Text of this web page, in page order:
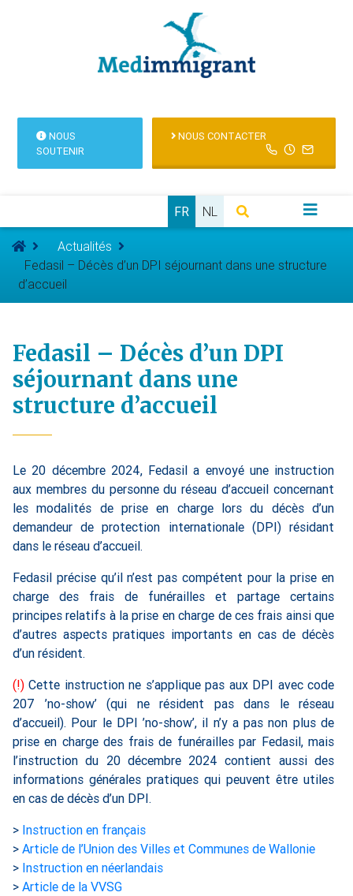
NOUS
SOUTENIR
NOUS CONTACTER
FR NL
Actualités
Fedasil – Décès d’un DPI séjournant dans une structure
d’accueil
Fedasil – Décès d’un DPI
séjournant dans une
structure d’accueil
Le 20 décembre 2024, Fedasil a envoyé une instruction
aux membres du personne du réseau d’accueil concernant
les modalités de prise en charge lors du décès d’un
demandeur de protection internationale (DPI) résidant
dans le réseau d’accueil.
Fedasil précise qu’il n’est pas compétent pour la prise en
charge des frais de funérailles et partage certains
principes relatifs à la prise en charge de ces frais ainsi que
d’autres aspects pratiques importants en cas de décès
d’un résident.
(!) Cette instruction ne s’applique pas aux DPI avec code
207 ’no-show’ (qui ne résident pas dans le réseau
d’accueil). Pour le DPI ’no-show’, il n’y a pas non plus de
prise en charge des frais de funérailles par Fedasil, mais
l’instruction du 20 décembre 2024 contient aussi des
informations générales pratiques qui peuvent être utiles
en cas de décès d’un DPI.
> Instruction en français
> Article de l’Union des Villes et Communes de Wallonie
> Instruction en néerlandais
> Article de la VVSG